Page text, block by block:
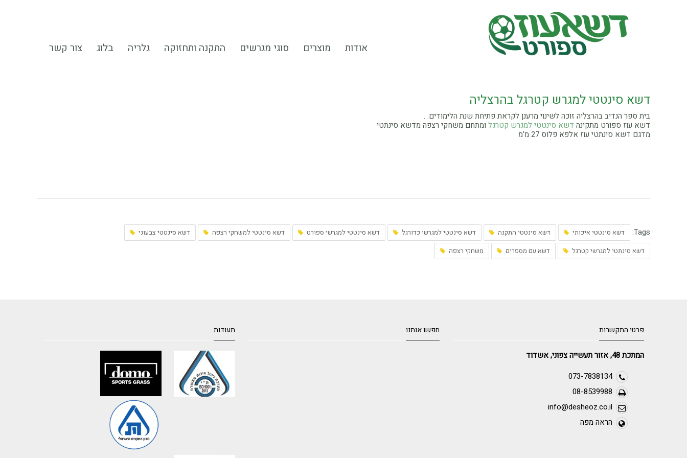
אודות מוצרים סוגי מגרשים התקנה ותחזוקה גלריה בלוג צור קשר
דשא סינטטי למגרש קטרגל בהרצליה
בית ספר הנדיב בהרצליה זוכה לשינוי מרענן לקראת פתיחת שנת הלימודים. .
דשא עוז ספורט מתקינה דשא סינטטי למגרש קטרגל ומתחם משחקי רצפה מדשא סינתטי
מדגם דשא סינתטי עוז אלפא פלוס 27 מ'מ
Tags: דשא סינטטי איכותי דשא סינטטי התקנה דשא סינטטי למגרשי כדורגל דשא סינטטי למגרשי ספורט דשא סינטטי למשחקי רצפה
דשא סינטטי צבעוני
דשא סינתטי למגרשי קטרגל
דשא עם מספרים משחקי רצפה
פרטי התקשרות
המתכת 48, אזור תעשייה צפוני, אשדוד
073-7838134
08-8539988
info@desheoz.co.il
הראה מפה
חפשו אותנו תעודות